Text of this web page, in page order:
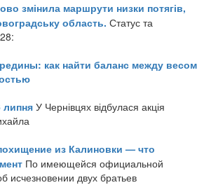
змінила маршрути низки потягів,
область. Статус та
как найти баланс между весом
липня У Чернівцях відбулася акція
из Калиновки — что
По имеющейся официальной
исчезновении двух братьев